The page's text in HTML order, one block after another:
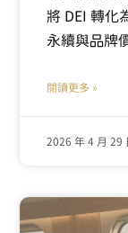
將 DEI 轉化
永續與品牌
閱讀更多 »
2026 年 4 月 29